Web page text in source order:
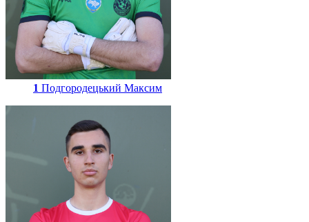
1 Подгородецький Максим